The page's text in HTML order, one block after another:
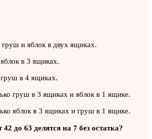
и яблок в двух ящиках.
в 3 ящиках.
в 4 ящиках.
груш в 3 ящиках и яблок в 1 ящике.
яблок в 3 ящиках и груш в 1 ящике.
до 63 делятся на 7 без остатка?